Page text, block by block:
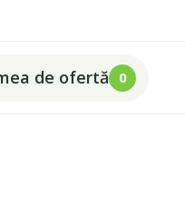
de ofertă 0